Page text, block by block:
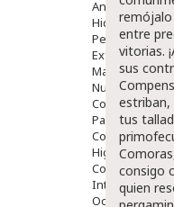
Anticelulíticos
Hidratantes
Perfumes Y
Exfoliantes
Manos Y Uñas
Nutricosmética
Cosmetica De
Pacs
Cosmetica
Higiene
Corporal
Intima
Ocular
remójalo
entre
vitorias.
sus
estriban,
tus
consigo
quien